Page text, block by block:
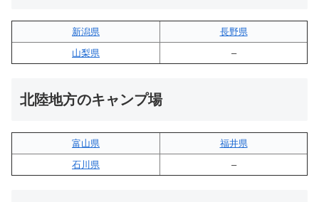
新潟県
長野県
山梨県
–
北陸地方のキャンプ場
富山県
福井県
石川県
–